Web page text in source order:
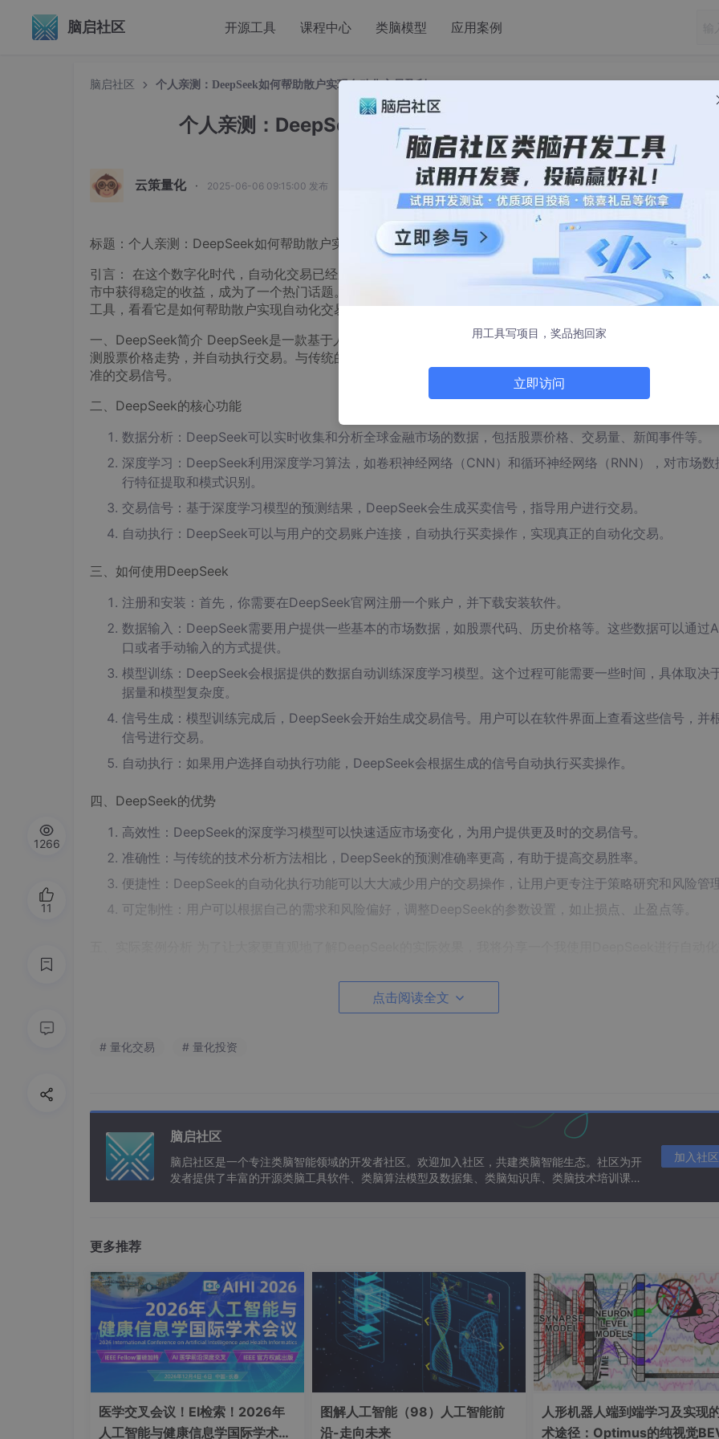
脑启社区 开源工具 课程中心 类脑模型 应用案例
脑启社区 个人亲测：DeepSeek如何帮助散户实现自动化交易盈利
个人亲测：DeepSeek如何帮助散户实现自动化交易盈利
云策量化 · 2025-06-06 09:15:00 发布
标题：个人亲测：DeepSeek如何帮助散户实现自动化交易盈利
引言： 在这个数字化时代，自动化交易已经成为金融市场的新趋势。对于散户来说，如何利用自动化交易工具在
市中获得稳定的收益，成为了一个热门话题。今天，我将分享我的个人经验，介绍一款名为DeepSeek的自动化
工具，看看它是如何帮助散户实现自动化交易盈利的。
一、DeepSeek简介 DeepSeek是一款基于人工智能技术的自动化交易软件，它通过深度学习算法分析市场数
测股票价格走势，并自动执行交易。与传统的交易策略相比，DeepSeek能够更快地适应市场变化，为散户提供
准的交易信号。
二、DeepSeek的核心功能
数据分析：DeepSeek可以实时收集和分析全球金融市场的数据，包括股票价格、交易量、新闻事件等。
深度学习：DeepSeek利用深度学习算法，如卷积神经网络（CNN）和循环神经网络（RNN），对市场数
行特征提取和模式识别。
交易信号：基于深度学习模型的预测结果，DeepSeek会生成买卖信号，指导用户进行交易。
自动执行：DeepSeek可以与用户的交易账户连接，自动执行买卖操作，实现真正的自动化交易。
三、如何使用DeepSeek
注册和安装：首先，你需要在DeepSeek官网注册一个账户，并下载安装软件。
数据输入：DeepSeek需要用户提供一些基本的市场数据，如股票代码、历史价格等。这些数据可以通过
口或者手动输入的方式提供。
模型训练：DeepSeek会根据提供的数据自动训练深度学习模型。这个过程可能需要一些时间，具体取决
据量和模型复杂度。
信号生成：模型训练完成后，DeepSeek会开始生成交易信号。用户可以在软件界面上查看这些信号，并
信号进行交易。
自动执行：如果用户选择自动执行功能，DeepSeek会根据生成的信号自动执行买卖操作。
四、DeepSeek的优势
高效性：DeepSeek的深度学习模型可以快速适应市场变化，为用户提供更及时的交易信号。
准确性：与传统的技术分析方法相比，DeepSeek的预测准确率更高，有助于提高交易胜率。
便捷性：DeepSeek的自动化执行功能可以大大减少用户的交易操作，让用户更专注于策略研究和风险管理
可定制性：用户可以根据自己的需求和风险偏好，调整DeepSeek的参数设置，如止损点、止盈点等。
案例背景：我选择了一支科技股，希望通过DeepSeek实现自动化交易。在DeepSeek中输入了该股票的历史价
据，并设置了一些基本的交易参数，如止损点为5%，止盈点为10%。
以下是DeepSeek生成的交易信号和实际交易结果：
signals = {
: [1, 3 ,
'sell' : [ 2 ,
# 假设这是实际的交易结果
'sell'
}
# 计算盈利
profit = sum(results['sell'][i] - results['buy'][i] for i in range (len(signals['buy'])))
print(f"Total profit: {profit}
在这个案例中，DeepSeek成功地帮助我在6天内实现了15%的盈利。这个结果充分证明了DeepSeek在自动化交
的优势。
点击阅读全文
# 量化交易 # 量化投资
脑启社区
脑启社区是一个专注类脑智能领域的开发者社区。欢迎加入社区，共建类脑智能生态。社区为开
发者提供了丰富的开源类脑工具软件、类脑算法模型及数据集、类脑知识库、类脑技术培训课程
加入社区
更多推荐
医学交叉会议！EI检索！2026年
人工智能与健康信息学国际学术会
图解人工智能（98）人工智能前
沿-走向未来
人形机器人端到端学习及实现
术途径：Optimus的纯视觉
1266
11
用工具写项目，奖品抱回家
立即访问